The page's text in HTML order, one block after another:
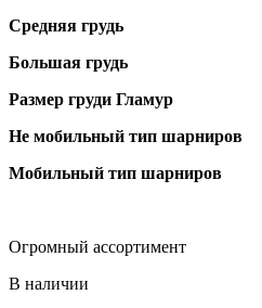
Средняя грудь
Большая грудь
Размер груди Гламур
Не мобильный тип шарниров
Мобильный тип шарниров
Огромный ассортимент
В наличии